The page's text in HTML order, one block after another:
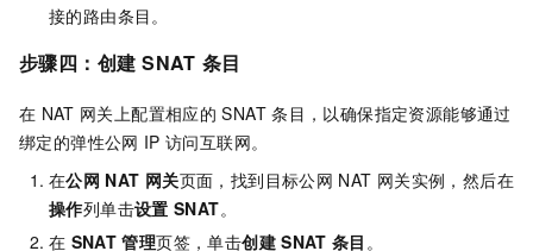
接的路由条目。
步骤四：创建 SNAT 条目
在 NAT 网关上配置相应的 SNAT 条目，以确保指定资源能够通过
绑定的弹性公网 IP 访问互联网。
在公网 NAT 网关页面，找到目标公网 NAT 网关实例，然后在
操作列单击设置 SNAT。
在 SNAT 管理页签，单击创建 SNAT 条目 。